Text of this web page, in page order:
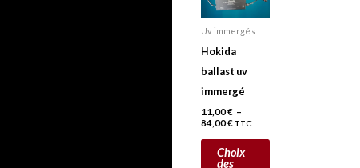
Uv immergés
Hokida
ballast uv
immergé
11,00€ –
84,00€
11,00 €
84,00 €
TTC
Choix
des
a